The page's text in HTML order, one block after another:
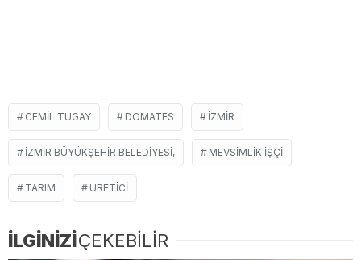
CEMIL TUGAY DOMATES İZMIR
İZMIR BÜYÜKŞEHIR BELEDIYESI, MEVSIMLIK IŞÇI
TARIM ÜRETICI
İLGİNİZİÇEKEBİLİR